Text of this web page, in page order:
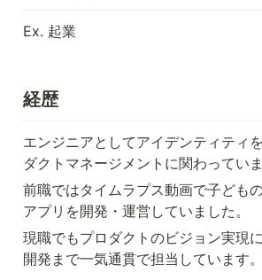
Ex. 起業
経歴
エンジニアとしてアイデンティティ
ダクトマネージメントに関わっていま
前職ではタイムラプス動画で子ども
アプリを開発・運営していました。
現職でもプロダクトのビジョン実現
開発まで一気通貫で担当しています。